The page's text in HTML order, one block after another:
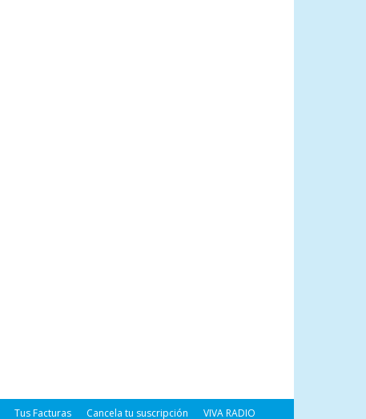
Tus Facturas Cancela tu suscripción VIVA RADIO